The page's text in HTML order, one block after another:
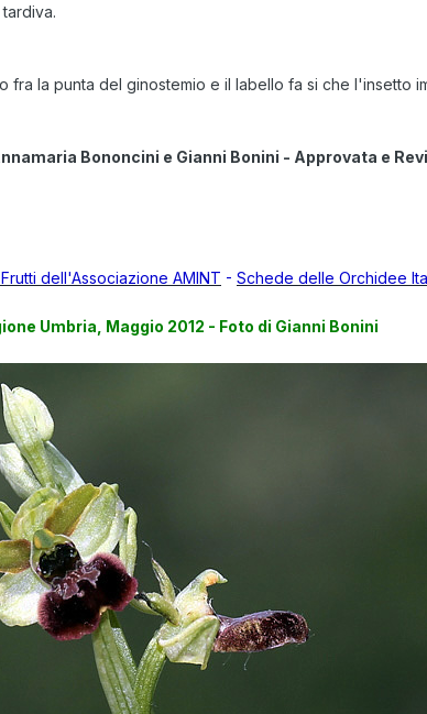
fra la punta del ginostemio e il labello fa si che
Bononcini e Gianni Bonini - Approvata e
dell'Associazione AMINT - Schede delle Orchidee
Umbria, Maggio 2012 - Foto di Gianni Bonini